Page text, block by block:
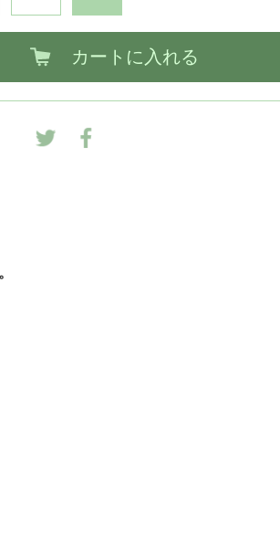
カートに入れる